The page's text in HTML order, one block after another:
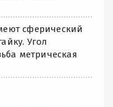
сферический
Угол
метрическая